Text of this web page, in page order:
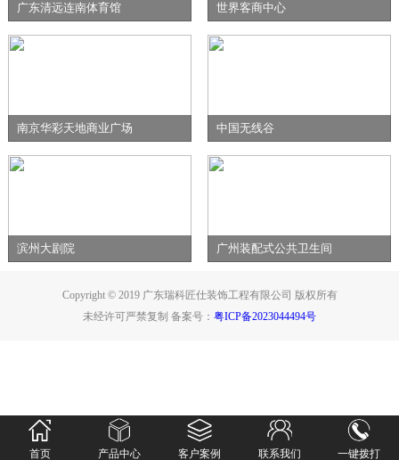
广东清远连南体育馆 世界客商中心
南京华彩天地商业广场 中国无线谷
滨州大剧院 广州装配式公共卫生间
Copyright © 2019 广东瑞科匠仕装饰工程有限公司 版权所有
未经许可严禁复制 备案号： 粤ICP备2023044494号
首页 产品中心 客户案例 联系我们 一键拨打